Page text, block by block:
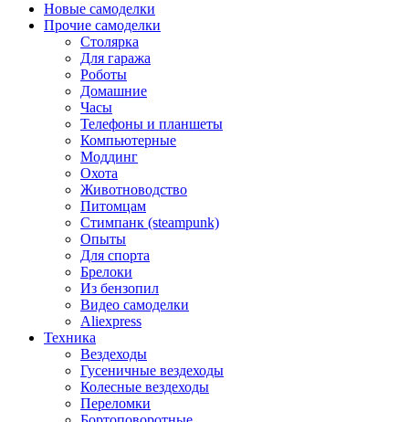
Новые самоделки
Прочие самоделки
Столярка
Для гаража
Роботы
Домашние
Часы
Телефоны и планшеты
Компьютерные
Моддинг
Охота
Животноводство
Питомцам
Стимпанк (steampunk)
Опыты
Для спорта
Брелоки
Из бензопил
Видео самоделки
Aliexpress
Техника
Вездеходы
Гусеничные вездеходы
Колесные вездеходы
Переломки